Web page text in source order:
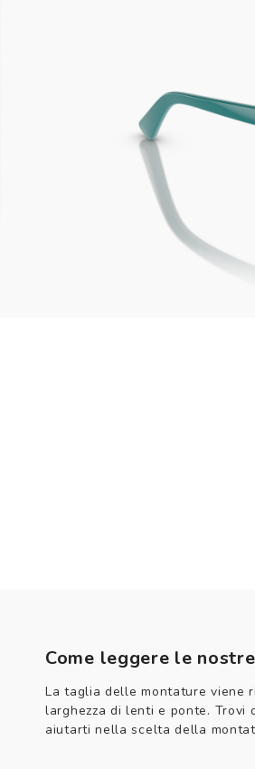
Come leggere le
La taglia delle montature viene
larghezza di lenti e ponte. Trovi
aiutarti nella scelta della